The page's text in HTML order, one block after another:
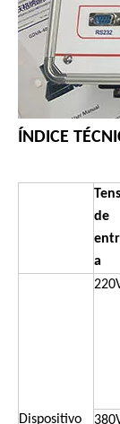
ÍNDICE
de
a
Dispositivo